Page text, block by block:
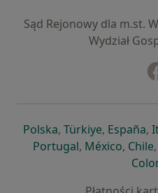
Sąd Rejonowy dla m.st.
Wydział
Polskaotwiera się w
, Türkiyeotwiera
, España,
Portugalotwiera się w
, México, Chile,